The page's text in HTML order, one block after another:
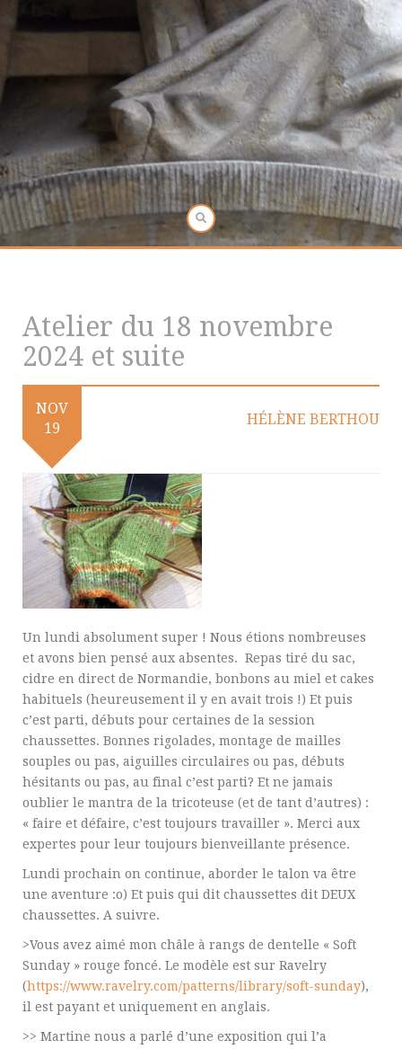
Atelier du 18 novembre
2024 et suite
NOV
19
HÉLÈNE BERTHOU
Un lundi absolument super ! Nous étions nombreuses
et avons bien pensé aux absentes. Repas tiré du sac,
cidre en direct de Normandie, bonbons au miel et cakes
habituels (heureusement il y en avait trois !) Et puis
c’est parti, débuts pour certaines de la session
chaussettes. Bonnes rigolades, montage de mailles
souples ou pas, aiguilles circulaires ou pas, débuts
hésitants ou pas, au final c’est parti? Et ne jamais
oublier le mantra de la tricoteuse (et de tant d’autres) :
« faire et défaire, c’est toujours travailler ». Merci aux
expertes pour leur toujours bienveillante présence.
Lundi prochain on continue, aborder le talon va être
une aventure :o) Et puis qui dit chaussettes dit DEUX
chaussettes. A suivre.
>Vous avez aimé mon châle à rangs de dentelle « Soft
Sunday » rouge foncé. Le modèle est sur Ravelry
(https://www.ravelry.com/patterns/library/soft-sunday),
il est payant et uniquement en anglais.
>> Martine nous a parlé d’une exposition qui l’a